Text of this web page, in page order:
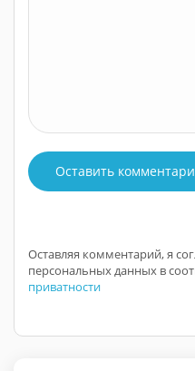
Оставить
Оставляя комментарий, я
персональных данных в
приватности